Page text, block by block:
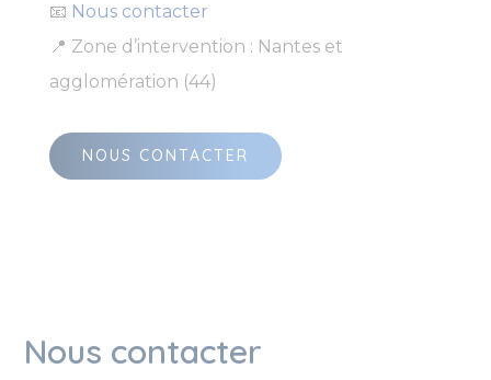
📧 Nous contacter
📍 Zone d’intervention : Nantes et
agglomération (44)
NOUS CONTACTER
Nous contacter